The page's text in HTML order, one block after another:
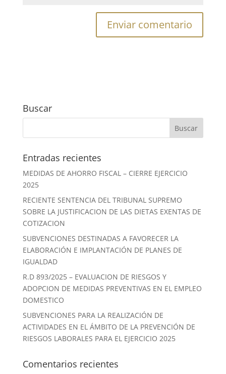
Buscar
Entradas recientes
MEDIDAS DE AHORRO FISCAL – CIERRE EJERCICIO
2025
RECIENTE SENTENCIA DEL TRIBUNAL SUPREMO
SOBRE LA JUSTIFICACION DE LAS DIETAS EXENTAS DE
COTIZACION
SUBVENCIONES DESTINADAS A FAVORECER LA
ELABORACIÓN E IMPLANTACIÓN DE PLANES DE
IGUALDAD
R.D 893/2025 – EVALUACION DE RIESGOS Y
ADOPCION DE MEDIDAS PREVENTIVAS EN EL EMPLEO
DOMESTICO
SUBVENCIONES PARA LA REALIZACIÓN DE
ACTIVIDADES EN EL ÁMBITO DE LA PREVENCIÓN DE
RIESGOS LABORALES PARA EL EJERCICIO 2025
Comentarios recientes